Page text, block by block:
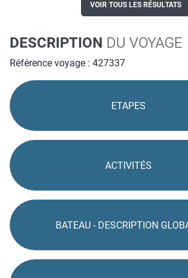
VOIR TOUS LES RÉSULTATS
DESCRIPTION DU VOYAGE
Référence voyage : 427337
ETAPES
ACTIVITÉS
BATEAU - DESCRIPTION